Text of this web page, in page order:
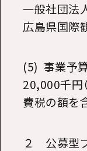
一般社団法
広島県国際
(5) 事業予
20,000千円
費税の額を
２ 公募型